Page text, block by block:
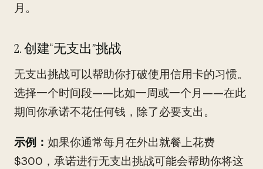
月。
2. 创建“无支出”挑战
无支出挑战可以帮助你打破使用信用卡的习惯。
选择一个时间段——比如一周或一个月——在此
期间你承诺不花任何钱，除了必要支出。
示例： 如果你通常每月在外出就餐上花费
$300，承诺进行无支出挑战可能会帮助你将这